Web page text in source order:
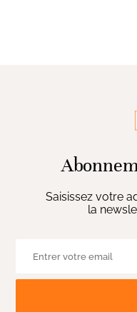
Saisissez votre
la